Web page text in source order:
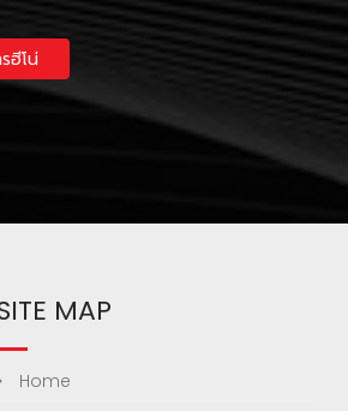
ฮีโน่
MAP
Home